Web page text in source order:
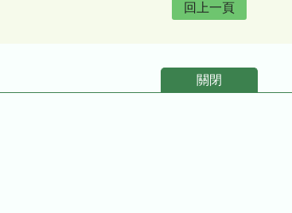
回上一頁
關閉